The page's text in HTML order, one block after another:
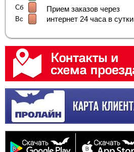
Сб
Вс
Прием заказов через
интернет 24 часа в сутки